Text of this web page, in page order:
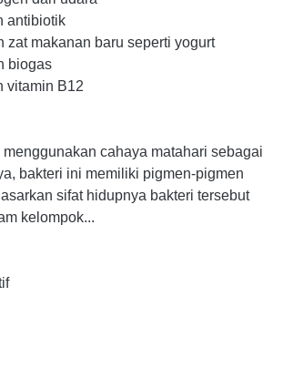
antibiotik
zat makanan baru seperti yogurt
biogas
vitamin B12
cahaya matahari sebagai
bakteri ini memiliki pigmen-pigmen
sifat hidupnya bakteri tersebut
kelompok...